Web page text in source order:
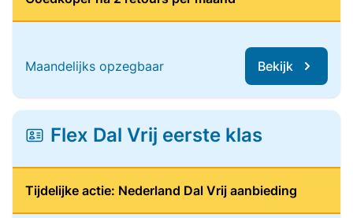
Maandelijks opzegbaar Bekijk
Flex Dal Vrij eerste klas
Tijdelijke actie: Nederland Dal Vrij aanbieding